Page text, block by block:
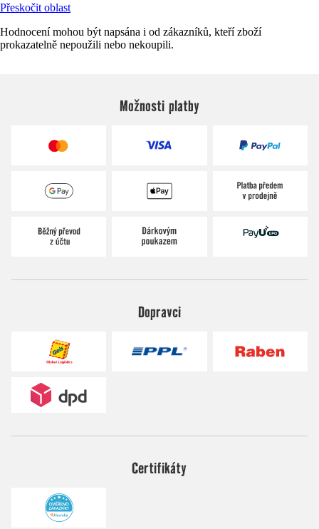
Přeskočit oblast
Hodnocení mohou být napsána i od zákazníků, kteří zboží
prokazatelně nepoužili nebo nekoupili.
Možnosti platby
Dopravci
Certifikáty